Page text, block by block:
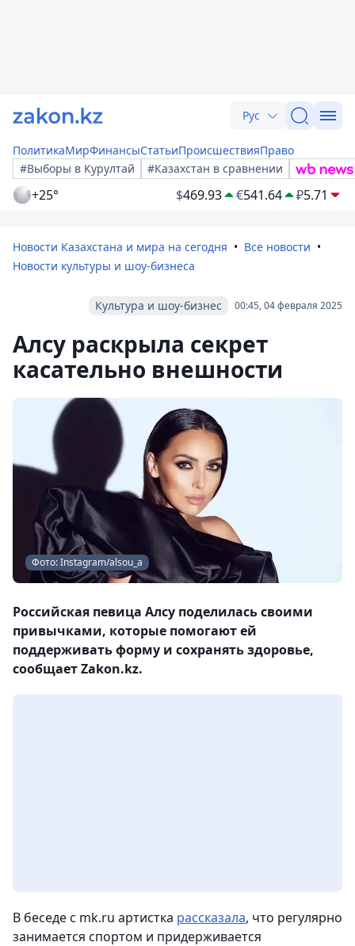
Рус
ПолитикаМирФинансыСтатьиПроисшествияПраво
#Выборы в Курултай
#Казахстан в сравнении
+25° $469.93 €541.64 ₽5.71
Новости Казахстана и мира на сегодня
Все новости
Новости культуры и шоу-бизнеса
00:45, 04 февраля 2025
Культура и шоу-бизнес
Алсу раскрыла секрет
касательно внешности
Фото: Instagram/alsou_a
Российская певица Алсу поделилась своими
привычками, которые помогают ей
поддерживать форму и сохранять здоровье,
сообщает Zakon.kz.
В беседе с mk.ru артистка рассказала, что регулярно
занимается спортом и придерживается